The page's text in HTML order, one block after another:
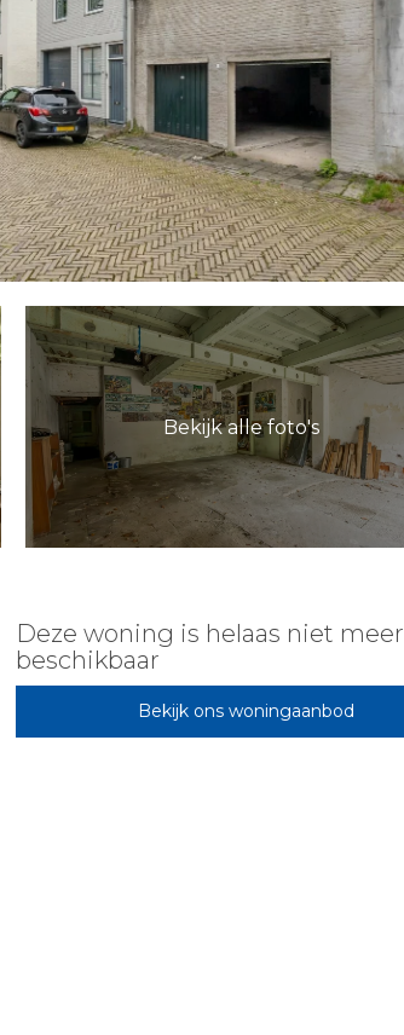
Bekijk alle foto's
Deze woning is helaas niet meer
beschikbaar
Bekijk ons woningaanbod